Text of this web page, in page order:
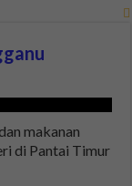
makanan
di Pantai Timur